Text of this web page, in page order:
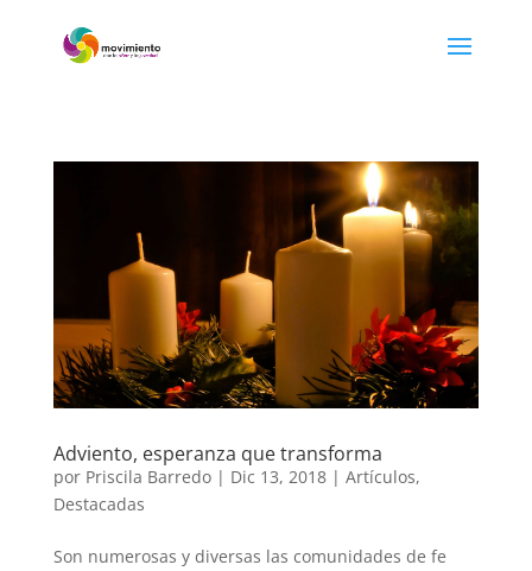
Adviento, esperanza que transforma
por Priscila Barredo| Dic 13, 2018| Artículos,
Destacadas
Son numerosas y diversas las comunidades de fe